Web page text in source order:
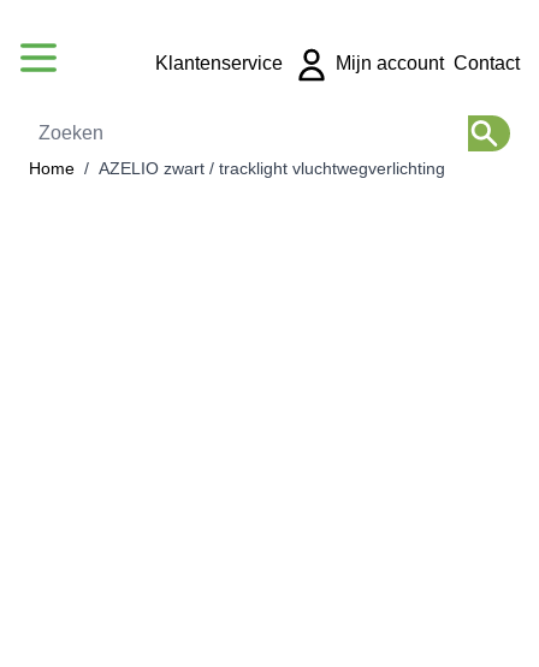
Zoeken
Klantenservice Mijn account Contact
Home / AZELIO zwart / tracklight vluchtwegverlichting